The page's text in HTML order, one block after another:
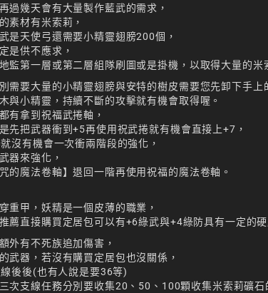
過幾天會有大量製作藍武的需求，
素材有米索莉，
是天使弓還需要小精靈翅膀200個，
是供不應求，
監第一層或第二層組隊刷圖或是掛機，以取得大量的米
需要大量的小精靈翅膀與安特的樹皮需要您先卸下手上
與小精靈，持續不斷的攻擊就有機會取得喔。
有拿到祝福武捲軸，
先把武器衝到+5再使用祝武捲就有機會直接上+7，
沒有機會一次衝兩階段的強化，
器來強化，
的魔法卷軸】退回一階再使用祝福的魔法卷軸。
重甲，妖精是一個皮薄的職業，
薦直接購買定居包可以有+6綠武與+4綠防具有一定的
外有不死族追加傷害，
武器，若沒有購買定居包也沒關係，
後後(也有人說是要36等)
次支線任務分別要收集20、50、100顆收集米索莉礦石